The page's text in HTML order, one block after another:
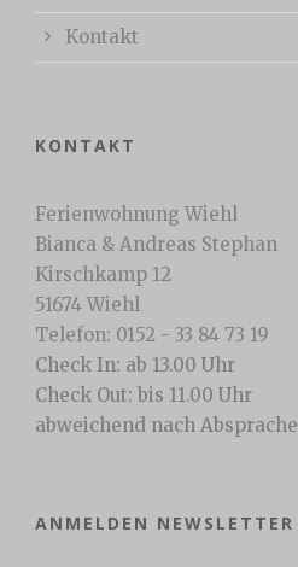
Kontakt
KONTAKT
Ferienwohnung Wiehl
Bianca & Andreas Stephan
Kirschkamp 12
51674 Wiehl
Telefon: 0152 - 33 84 73 19
Check In: ab 13.00 Uhr
Check Out: bis 11.00 Uhr
abweichend nach Absprache
ANMELDEN NEWSLETTER